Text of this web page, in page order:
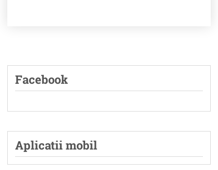
Facebook
Aplicatii mobil